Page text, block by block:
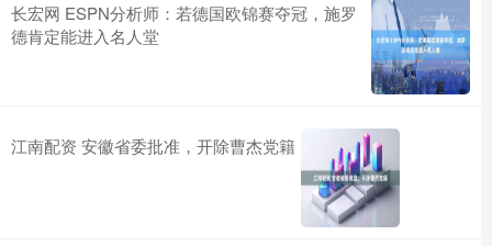
长宏网 ESPN分析师：若德国欧锦赛夺冠，施罗
德肯定能进入名人堂
江南配资 安徽省委批准，开除曹杰党籍